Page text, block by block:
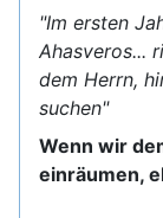
"Im ersten
Ahasveros...
dem Herrn,
suchen"
Wenn wir
einräumen,